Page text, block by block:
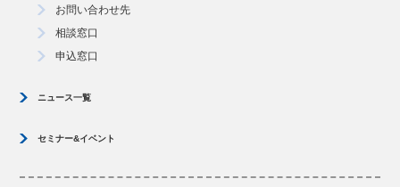
お問い合わせ先
相談窓口
申込窓口
ニュース一覧
セミナー&イベント